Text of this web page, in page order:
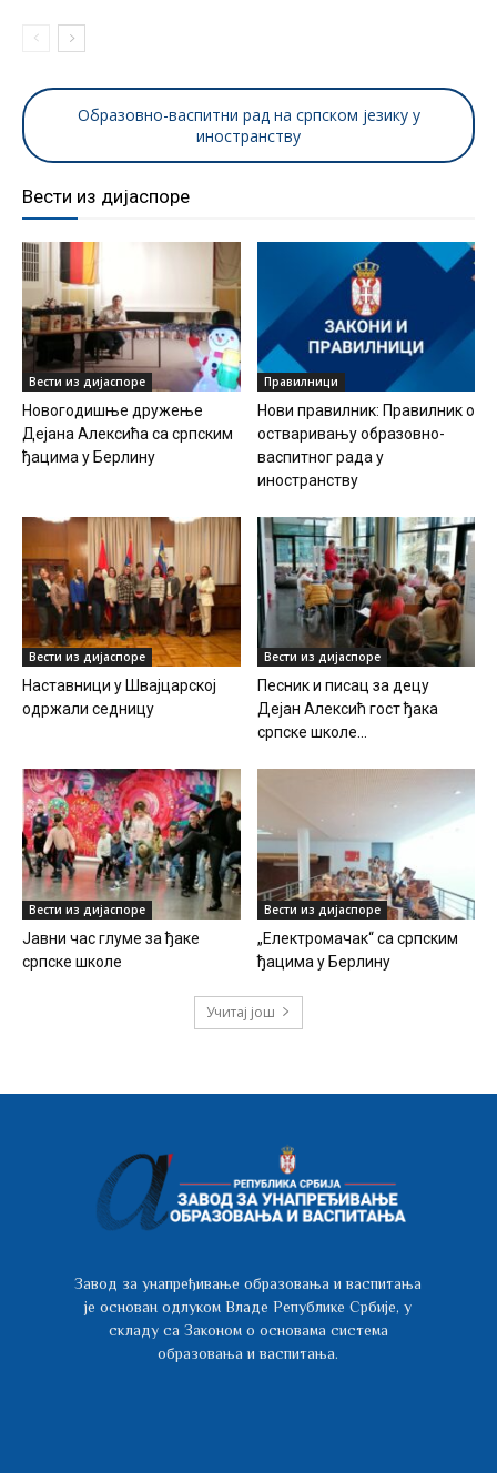
Образовно-васпитни рад на српском језику у
иностранству
Вести из дијаспоре
Вести из дијаспоре
Новогодишње дружење
Дејана Алексића са српским
ђацима у Берлину
Правилници
Нови правилник: Правилник о
остваривању образовно-
васпитног рада у
иностранству
Вести из дијаспоре
Наставници у Швајцарској
одржали седницу
Вести из дијаспоре
Песник и писац за децу
Дејан Алексић гост ђака
српске школе...
Вести из дијаспоре
Јавни час глуме за ђаке
српске школе
Вести из дијаспоре
„Електромачак“ са српским
ђацима у Берлину
Учитај још
Завод за унапређивање образовања и васпитања
је основан одлуком Владе Републике Србије, у
складу са Законом о основама система
образовања и васпитања.